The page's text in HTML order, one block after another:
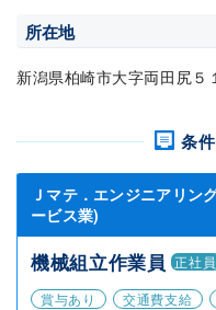
所在地
新潟県柏崎市大字両田尻５
条
Ｊマテ．エンジニアリン
ービス業)
機械組立作業員 正社員
賞与あり
交通費支給